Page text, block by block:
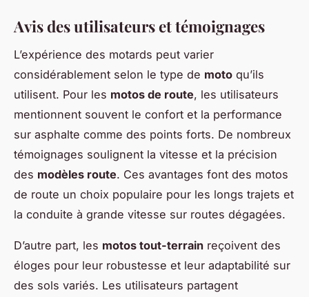
Avis des utilisateurs et témoignages
L’expérience des motards peut varier
considérablement selon le type de moto qu’ils
utilisent. Pour les motos de route, les utilisateurs
mentionnent souvent le confort et la performance
sur asphalte comme des points forts. De nombreux
témoignages soulignent la vitesse et la précision
des modèles route. Ces avantages font des motos
de route un choix populaire pour les longs trajets et
la conduite à grande vitesse sur routes dégagées.
D’autre part, les motos tout-terrain reçoivent des
éloges pour leur robustesse et leur adaptabilité sur
des sols variés. Les utilisateurs partagent